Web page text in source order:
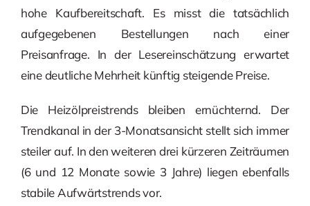
hohe Kaufbereitschaft. Es misst die tatsächlich
aufgegebenen Bestellungen nach einer
Preisanfrage. In der Lesereinschätzung erwartet
eine deutliche Mehrheit künftig steigende Preise.
Die Heizölpreistrends bleiben ernüchternd. Der
Trendkanal in der 3-Monatsansicht stellt sich immer
steiler auf. In den weiteren drei kürzeren Zeiträumen
(6 und 12 Monate sowie 3 Jahre) liegen ebenfalls
stabile Aufwärtstrends vor.